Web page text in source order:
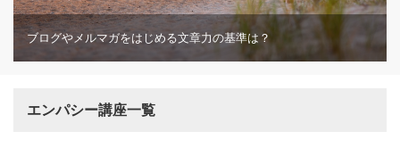
ブログやメルマガをはじめる文章力の基準は？
エンパシー講座一覧